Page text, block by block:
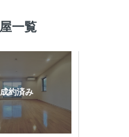
一覧
成約済み